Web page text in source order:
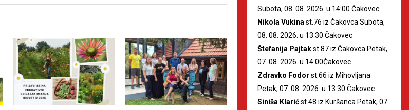
Subota, 08. 08. 2026. u 14:00 Čakovec
Nikola Vukina st.76 iz Čakovca Subota,
08. 08. 2026. u 13:30 Čakovec
Štefanija Pajtakst.87 iz Čakovca Petak,
07. 08. 2026. u 14:00Čakovec
Zdravko Fodor st.66 iz Mihovljana
Petak, 07. 08. 2026. u 13:30 Čakovec
Siniša Klarićst.48 iz Kuršanca Petak, 07.